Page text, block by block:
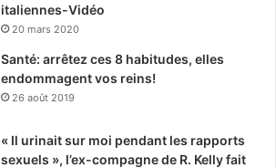
italiennes-Vidéo
20 mars 2020
Santé: arrêtez ces 8 habitudes, elles
endommagent vos reins!
26 août 2019
« Il urinait sur moi pendant les rapports
sexuels », l’ex-compagne de R. Kelly fait